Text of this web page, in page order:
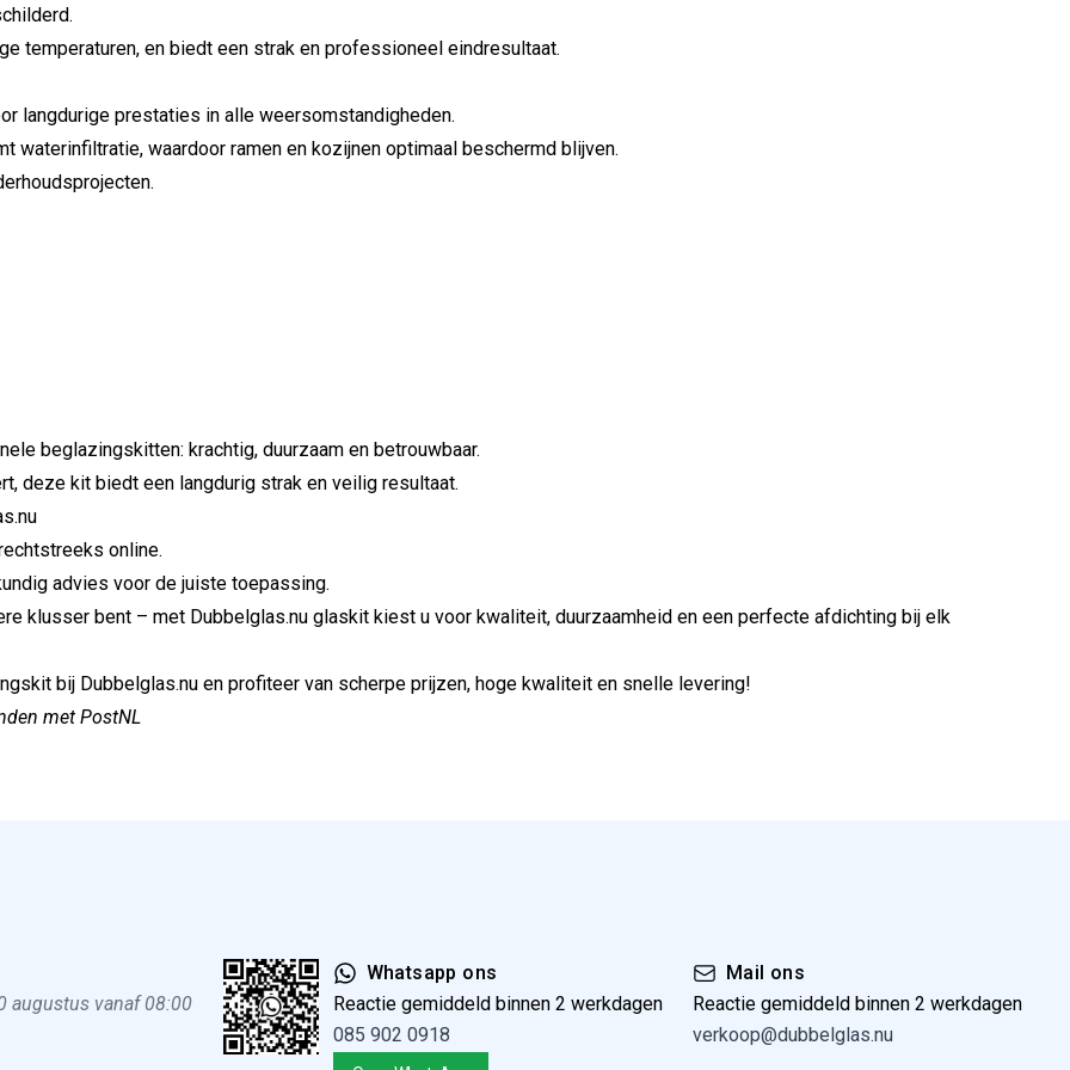
temperaturen, en biedt een strak en professioneel eindresultaat.
langdurige prestaties in alle weersomstandigheden.
waterinfiltratie, waardoor ramen en kozijnen optimaal beschermd blijven.
beglazingskitten: krachtig, duurzaam en betrouwbaar.
deze kit biedt een langdurig strak en veilig resultaat.
online.
advies voor de juiste toepassing.
klusser bent – met Dubbelglas.nu glaskit kiest u voor kwaliteit, duurzaamheid en een perfecte afdichting bij elk
bij Dubbelglas.nu en profiteer van scherpe prijzen, hoge kwaliteit en snelle levering!
met PostNL
augustus vanaf 08:00
Whatsapp ons
Reactie gemiddeld binnen 2 werkdagen
085 902 0918
Mail ons
Reactie gemiddeld binnen 2 werkdagen
verkoop@dubbelglas.nu